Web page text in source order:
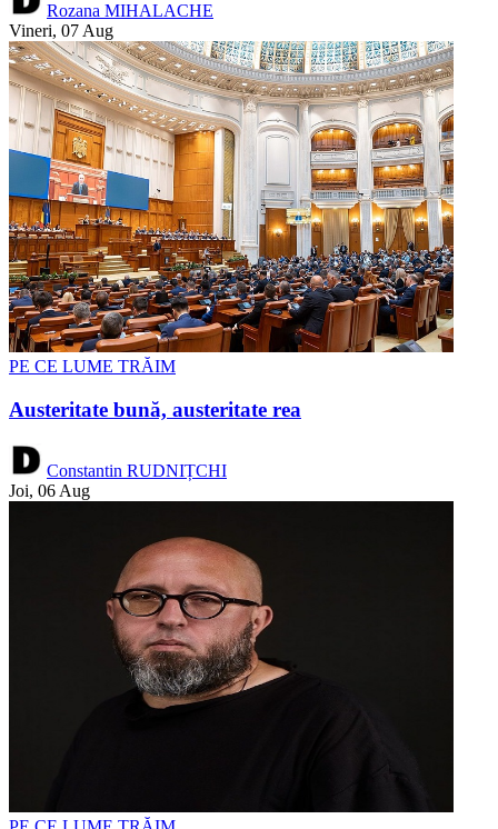
Rozana MIHALACHE
Vineri, 07 Aug
PE CE LUME TRĂIM
Austeritate bună, austeritate rea
Constantin RUDNIȚCHI
Joi, 06 Aug